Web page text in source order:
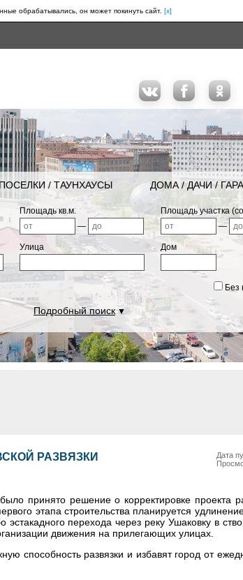
обрабатывались, он может покинуть сайт. [x]
/ ТАУНХАУСЫ ДОМА / ДАЧИ /
Площадь кв.м.
—
Площадь участка
—
Улица Дом
Без
Подробный поиск▼
Дата
РАЗВЯЗКИ
принято решение о корректировке проекта
этапа строительства планируется
эстакадного перехода через реку Ушаковку в
движения на прилегающих улицах.
способность развязки и избавят город от